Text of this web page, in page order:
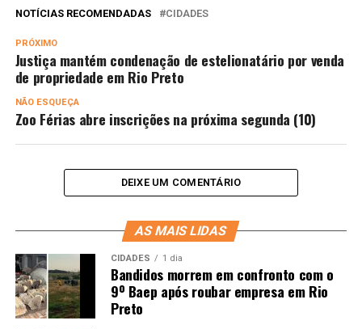
NOTÍCIAS RECOMENDADAS CIDADES
PRÓXIMO
Justiça mantém condenação de estelionatário por venda
de propriedade em Rio Preto
NÃO ESQUEÇA
Zoo Férias abre inscrições na próxima segunda (10)
DEIXE UM COMENTÁRIO
AS MAIS LIDAS
CIDADES 1 dia
Bandidos morrem em confronto com o
9º Baep após roubar empresa em Rio
Preto